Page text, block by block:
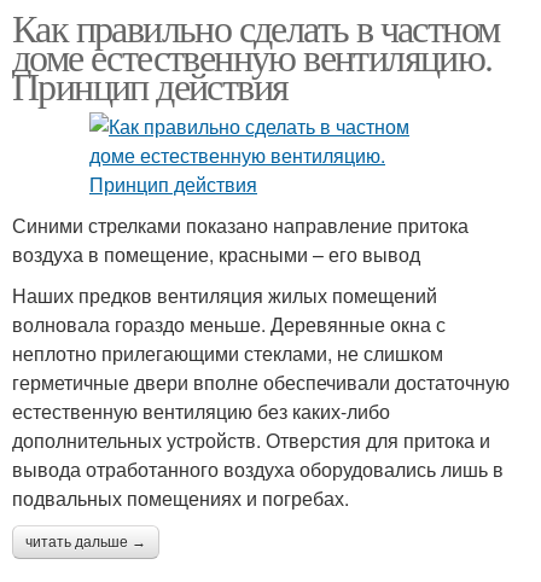
Как правильно сделать в частном
доме естественную вентиляцию.
Принцип действия
Синими стрелками показано направление притока
воздуха в помещение, красными – его вывод
Наших предков вентиляция жилых помещений
волновала гораздо меньше. Деревянные окна с
неплотно прилегающими стеклами, не слишком
герметичные двери вполне обеспечивали достаточную
естественную вентиляцию без каких-либо
дополнительных устройств. Отверстия для притока и
вывода отработанного воздуха оборудовались лишь в
подвальных помещениях и погребах.
читать дальше →